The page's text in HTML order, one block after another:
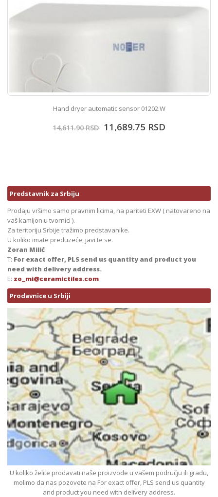
Hand dryer automatic sensor 01202.W
14,611.90RSD 11,689.75RSD
Predstavnik za Srbiju
Prodaju vršimo samo pravnim licima, na pariteti EXW ( natovareno na
vaš kamijon u tvornici ).
Za teritoriju Srbije tražimo predstavanike.
U koliko imate preduzeće, javi te se.
Zoran Milić
T: For exact offer, PLS send us quantity and product you
need with delivery address.
E: zo_mi@ceramictiles.com
Prodavnice u Srbiji
U koliko želite prodavati naše proizvode u vašem području ili gradu,
molimo da nas pozovete na For exact offer, PLS send us quantity
and product you need with delivery address.